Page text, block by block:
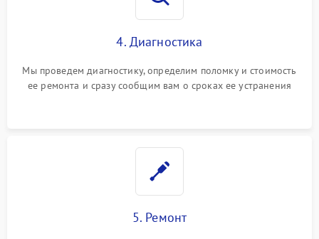
4. Диагностика
Мы проведем диагностику, определим поломку и стоимость
ее ремонта и сразу сообщим вам о сроках ее устранения
5. Ремонт